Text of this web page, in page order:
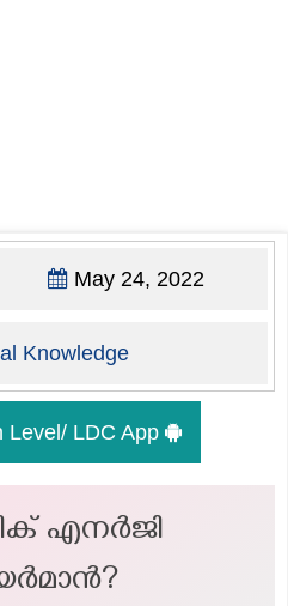
May 24, 2022
Knowledge
Level/ LDC App
എനർജി